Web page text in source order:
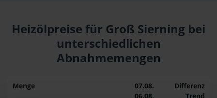
Heizölpreise für Groß Sierning bei
unterschiedlichen
Abnahmemengen
Menge
07.08.
06.08.
Differenz
Trend